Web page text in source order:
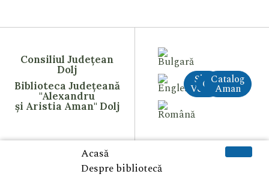
Consiliul Județean
Dolj
Biblioteca Județeană
"Alexandru
și Aristia Aman" Dolj
Site
VechiCreAI
Catalog
Aman
Acasă
Despre bibliotecă